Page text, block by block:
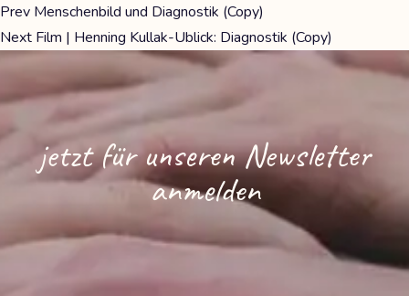
Prev Menschenbild und Diagnostik (Copy)
Next Film | Henning Kullak-Ublick: Diagnostik (Copy)
jetzt für unseren Newsletter
anmelden